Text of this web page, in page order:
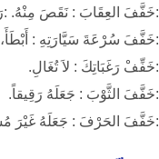
:خَفَّفَ العِقَابَ : نَقَصَ مِنْهُ.
:خَفَّفَ سُرْعَةَ سَيَّارَتِهِ : أَبْطَأَ،
:خَفِّفْ رَغَبَاتِكَ : لاَ تُغَالِ.
:خَفَّفَ الثَّوْبَ : جَعَلَهُ رَقِيقاً.
:خَفَّفَ الحَرْفَ : جَعَلَهُ غَيْرَ